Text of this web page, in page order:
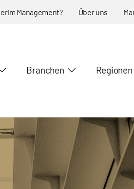
Management? Über uns
Branchen Regionen